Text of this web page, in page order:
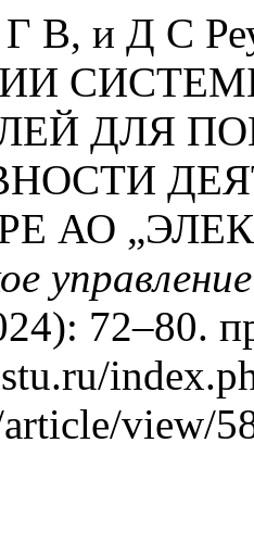
Г В, и Д С
ДЛЯ
АО
72–80.
view/